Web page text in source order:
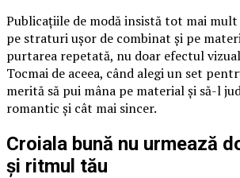
Publicațiile de modă insistă tot mai mult
pe straturi ușor de combinat și pe
purtarea repetată, nu doar efectul
Tocmai de aceea, când alegi un set
merită să pui mâna pe material și să-l
romantic și cât mai sincer.
Croiala bună nu urmează
și ritmul tău